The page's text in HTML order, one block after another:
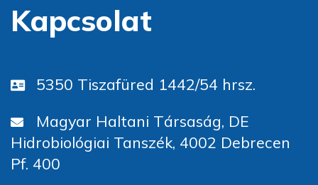
Kapcsolat
5350 Tiszafüred 1442/54 hrsz.
Magyar Haltani Társaság, DE
Hidrobiológiai Tanszék, 4002 Debrecen
Pf. 400